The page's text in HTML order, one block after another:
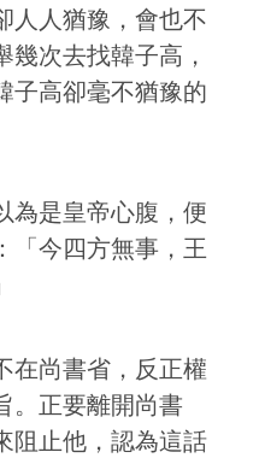
人人猶豫，會也不
次去找韓子高，
子高卻毫不猶豫的
為是皇帝心腹，便
「今四方無事，王
在尚書省，反正權
。正要離開尚書
阻止他，認為這話